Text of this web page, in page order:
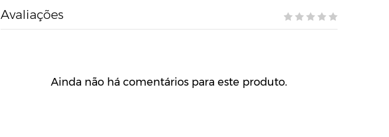
Avaliações
Ainda não há comentários para este produto.